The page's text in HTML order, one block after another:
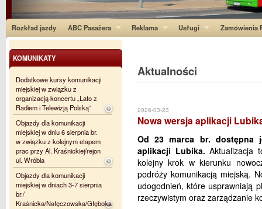
Rozkład jazdy ABC Pasażera Reklama Usługi Zamówienia
Aktualności
2026-03-23
Nowa wersja aplikacji
Od 23 marca br. dostępna
aplikacji Lubika. Aktualizacja
kolejny krok w kierunku
podróży komunikacją miejską.
udogodnień, które usprawniają
rzeczywistym oraz zarządzanie
KOMUNIKATY
Dodatkowe kursy komunikacji
miejskiej w związku z
organizacją koncertu „Lato z
Radiem i Telewizją Polską”
Objazdy dla komunikacji
miejskiej w dniu 6 sierpnia br.
w związku z kolejnym etapem
prac przy Al. Kraśnickiej/rejon
ul. Wróbla
Objazdy dla komunikacji
miejskiej w dniach 3-7 sierpnia
br./
Kraśnicka/Nałęczowska/Głęboka